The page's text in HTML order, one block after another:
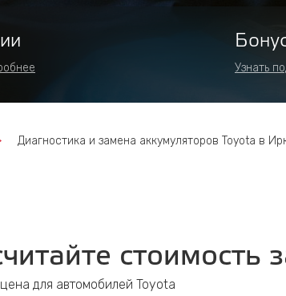
Узнать
Диагностика и замена аккумуляторов Toyota в
для автомобилей Toyota